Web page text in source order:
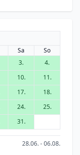
Sa
So
3.
4.
10.
11.
17.
18.
24.
25.
31.
28.06. - 06.08.